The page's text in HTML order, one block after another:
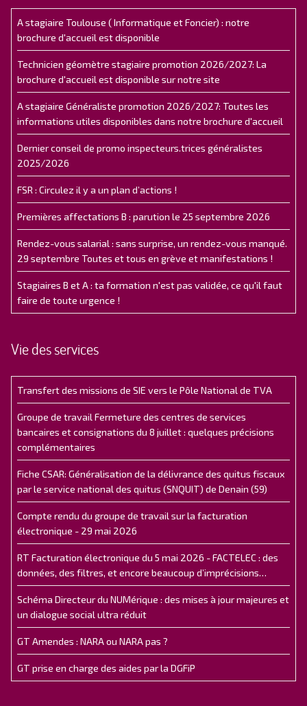
A stagiaire Toulouse ( Informatique et Foncier) : notre
brochure d'accueil est disponible
Technicien géomètre stagiaire promotion 2026/2027: La
brochure d'accueil est disponible sur notre site
A stagiaire Généraliste promotion 2026/2027: Toutes les
informations utiles disponibles dans notre brochure d'accueil
Dernier conseil de promo inspecteurs.trices généralistes
2025/2026
FSR : Circulez il y a un plan d’actions !
Premières affectations B : parution le 25 septembre 2026
Rendez-vous salarial : sans surprise, un rendez-vous manqué.
29 septembre Toutes et tous en grève et manifestations !
Stagiaires B et A : ta formation n'est pas validée, ce qu'il faut
faire de toute urgence !
Vie des services
Transfert des missions de SIE vers le Pôle National de TVA
Groupe de travail Fermeture des centres de services
bancaires et consignations du 8 juillet : quelques précisions
complémentaires
Fiche CSAR: Généralisation de la délivrance des quitus fiscaux
par le service national des quitus (SNQUIT) de Denain (59)
Compte rendu du groupe de travail sur la facturation
électronique - 29 mai 2026
RT Facturation électronique du 5 mai 2026 - FACTELEC : des
données, des filtres, et encore beaucoup d’imprécisions…
Schéma Directeur du NUMérique : des mises à jour majeures et
un dialogue social ultra réduit
GT Amendes : NARA ou NARA pas ?
GT prise en charge des aides par la DGFiP